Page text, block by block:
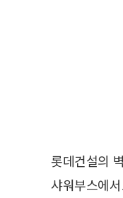
롯데건설의
샤워부스에